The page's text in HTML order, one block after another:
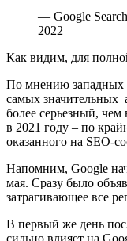
— Google Search
2022
Как видим, для
По мнению западных
самых значительных
более серьезный,
в 2021 году – по
оказанного на SEO-
Напомним, Google
мая. Сразу было
затрагивающее все
В первый же день
сильно влияет на